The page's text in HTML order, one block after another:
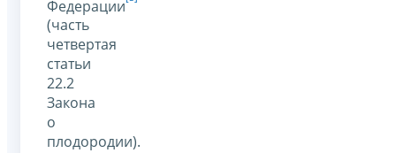
Федерации
(часть
четвертая
статьи
22.2
Закона
о
плодородии).